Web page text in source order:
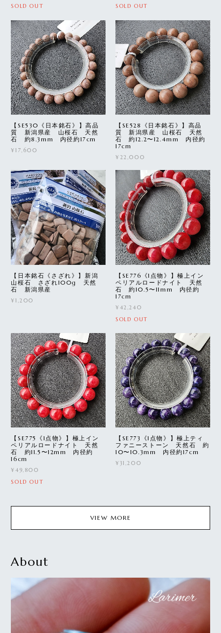
SOLD OUT SOLD OUT
【SE530《日本銘石》】高品
質 新潟県産 山桜石 天然
石 約8.3mm 内径約17cm
¥17,600
【SE528《日本銘石》】高品
質 新潟県産 山桜石 天然
石 約12.2〜12.4mm 内径約
17cm
¥22,000
【日本銘石《さざれ》】新潟
山桜石 さざれ100g 天然
石 新潟県産
¥1,200
【SE776《1点物》】極上イン
ペリアルロードナイト 天然
石 約10.5〜11mm 内径約
17cm
¥42,240
SOLD OUT
【SE775《1点物》】極上イン
ペリアルロードナイト 天然
石 約11.5〜12mm 内径約
16cm
¥49,800
SOLD OUT
【SE773《1点物》】極上ティ
ファニーストーン 天然石 約
10〜10.3mm 内径約17cm
¥31,200
VIEW MORE
About